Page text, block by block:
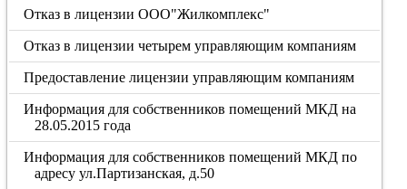
Отказ в лицензии ООО"Жилкомплекс"
Отказ в лицензии четырем управляющим компаниям
Предоставление лицензии управляющим компаниям
Информация для собственников помещений МКД на
28.05.2015 года
Информация для собственников помещений МКД по
адресу ул.Партизанская, д.50